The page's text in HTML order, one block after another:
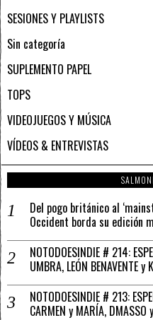
SESIONES Y PLAYLISTS
Sin categoría
SUPLEMENTO PAPEL
TOPS
VIDEOJUEGOS Y MÚSICA
VÍDEOS & ENTREVISTAS
Del pogo británico al
Occident borda su edición
NOTODOESINDIE # 214:
UMBRA, LEÓN BENAVENTE y
NOTODOESINDIE # 213:
CARMEN y MARÍA, DMASSO